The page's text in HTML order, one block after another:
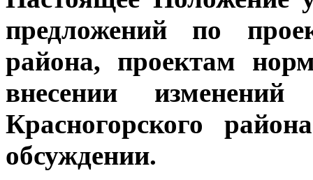
предложений по
района, проектам
внесении
Красногорского
обсуждении.